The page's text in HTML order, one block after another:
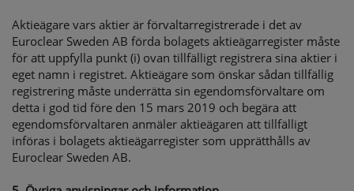
Aktieägare vars aktier är förvaltarregistrerade i det av
Euroclear Sweden AB förda bolagets aktieägarregister måste
för att uppfylla punkt (i) ovan tillfälligt registrera sina aktier i
eget namn i registret. Aktieägare som önskar sådan tillfällig
registrering måste underrätta sin egendomsförvaltare om
detta i god tid före den 15 mars 2019 och begära att
egendomsförvaltaren anmäler aktieägaren att tillfälligt
införas i bolagets aktieägarregister som upprätthålls av
Euroclear Sweden AB.